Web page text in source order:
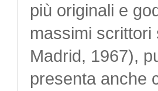
più originali e
massimi scrittori
Madrid, 1967),
presenta anche